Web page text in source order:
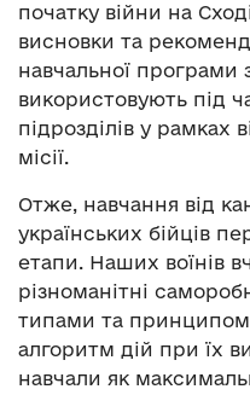
початку війни на
висновки та
навчальної програми
використовують під
підрозділів у рамках
місії.
Отже, навчання від
українських бійців
етапи. Наших воїнів
різноманітні
типами та принципом
алгоритм дій при їх
навчали як